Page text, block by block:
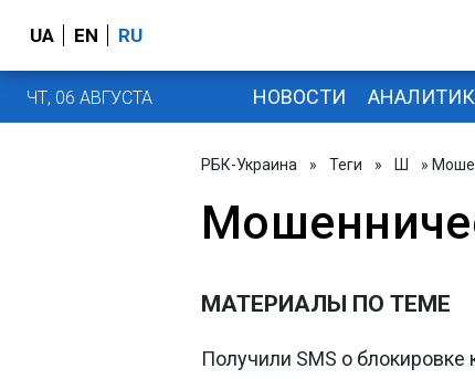
UA EN RU
ЧТ, 06 АВГУСТА НОВОСТИ
РБК-Украина » Теги » Ш »
МАТЕРИАЛЫ ПО ТЕМЕ
Получили SMS о